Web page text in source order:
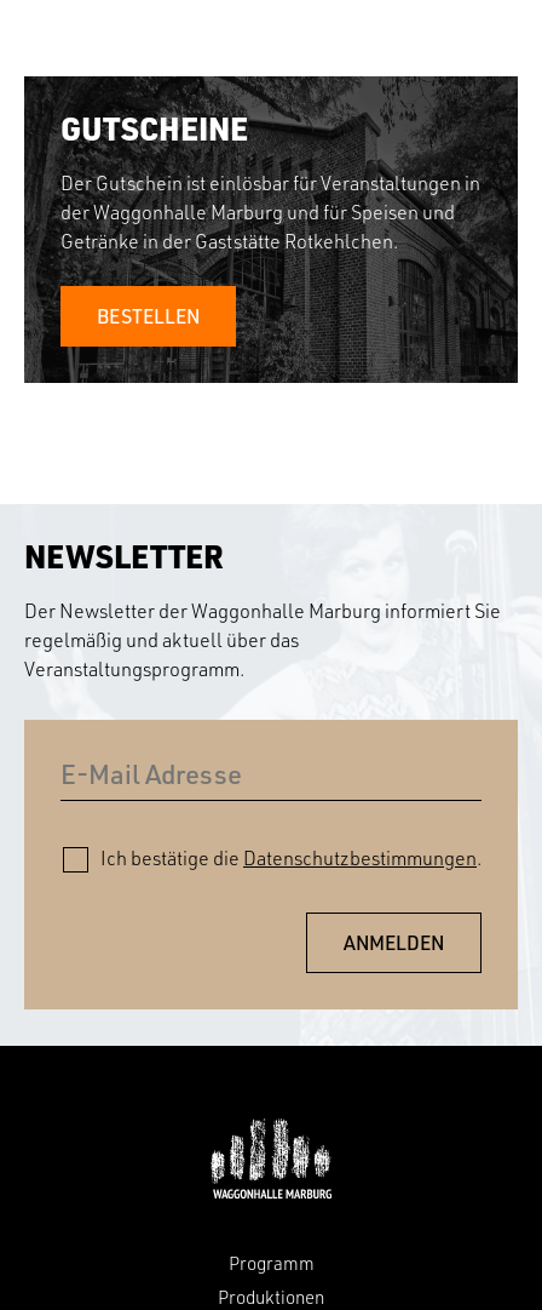
GUTSCHEINE
Der Gutschein ist einlösbar für Veranstaltungen in
der Waggonhalle Marburg und für Speisen und
Getränke in der Gaststätte Rotkehlchen.
BESTELLEN
NEWSLETTER
Der Newsletter der Waggonhalle Marburg informiert Sie
regelmäßig und aktuell über das
Veranstaltungsprogramm.
Ich bestätige die Datenschutzbestimmungen.
Programm
Produktionen